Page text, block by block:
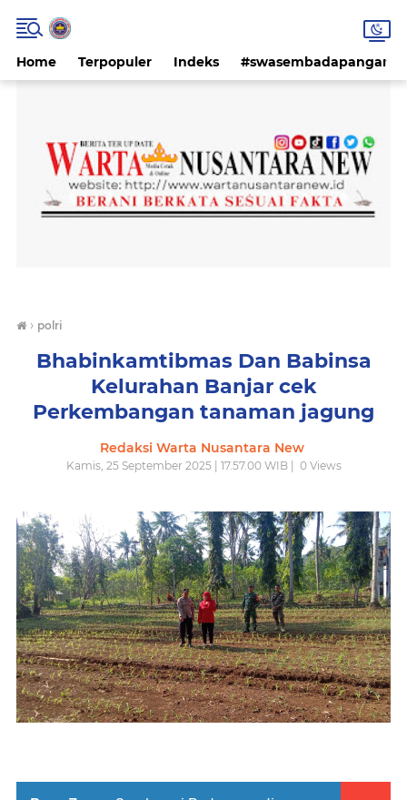
Home Terpopuler Indeks #swasembadapangan
› polri
Bhabinkamtibmas Dan Babinsa
Kelurahan Banjar cek
Perkembangan tanaman jagung
Redaksi Warta Nusantara New
Kamis, 25 September 2025 | 17.57.00 WIB | 0Views